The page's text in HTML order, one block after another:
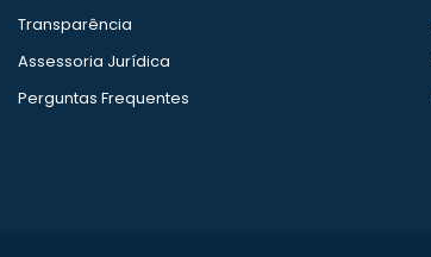
Transparência
Assessoria Jurídica
Perguntas Frequentes